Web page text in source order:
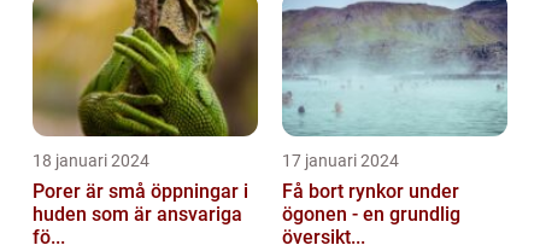
18 januari 2024
Porer är små öppningar i
huden som är ansvariga
fö...
17 januari 2024
Få bort rynkor under
ögonen - en grundlig
översikt...